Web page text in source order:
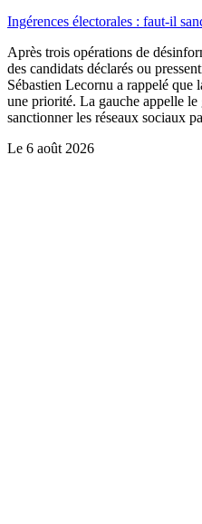
Ingérences électorales : faut-il
Après trois opérations de
des candidats déclarés ou
Sébastien Lecornu a rappelé que
une priorité. La gauche appelle
sanctionner les réseaux sociaux
Le 6 août 2026